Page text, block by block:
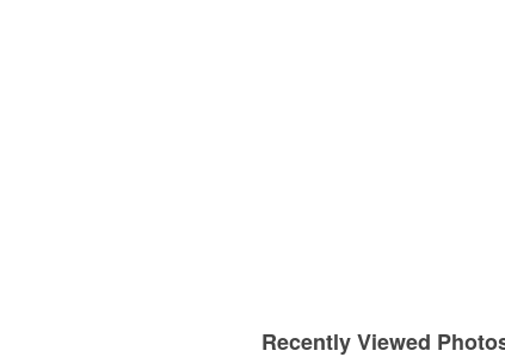
Recently Viewed